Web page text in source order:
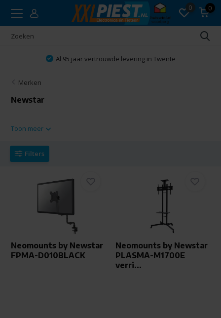
0 0
Al 95 jaar vertrouwde levering in Twente
Merken
Newstar
Toon meer
Filters
Neomounts by Newstar
FPMA-D010BLACK
Neomounts by Newstar
PLASMA-M1700E
verri...